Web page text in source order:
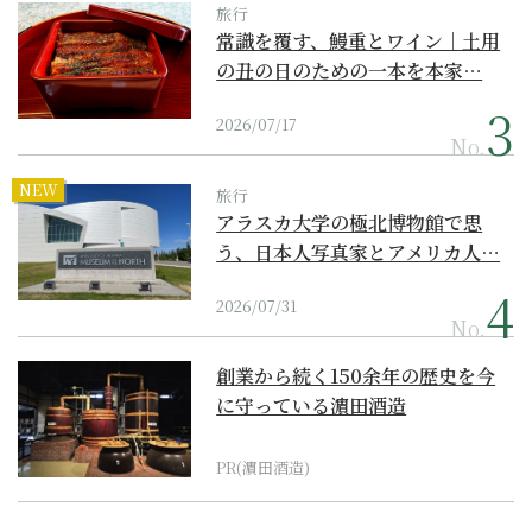
旅行
常識を覆す、鰻重とワイン｜土用
の丑の日のための一本を本家…
2026/07/17
No.
NEW 旅行
アラスカ大学の極北博物館で思
う、日本人写真家とアメリカ人…
2026/07/31
No.
創業から続く150余年の歴史を今
に守っている濵田酒造
PR(濵田酒造)